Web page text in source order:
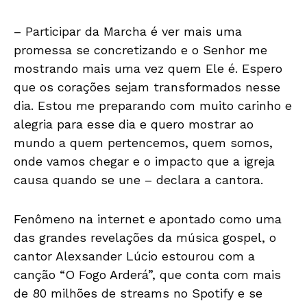
– Participar da Marcha é ver mais uma
promessa se concretizando e o Senhor me
mostrando mais uma vez quem Ele é. Espero
que os corações sejam transformados nesse
dia. Estou me preparando com muito carinho e
alegria para esse dia e quero mostrar ao
mundo a quem pertencemos, quem somos,
onde vamos chegar e o impacto que a igreja
causa quando se une – declara a cantora.
Fenômeno na internet e apontado como uma
das grandes revelações da música gospel, o
cantor Alexsander Lúcio estourou com a
canção “O Fogo Arderá”, que conta com mais
de 80 milhões de streams no Spotify e se